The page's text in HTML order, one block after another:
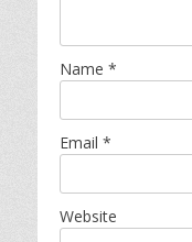
Name *
Email *
Website